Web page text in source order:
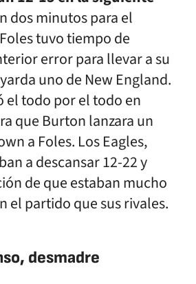
dos minutos para el
tuvo tiempo de
error para llevar a su
uno de New England.
el todo por el todo en
que Burton lanzara un
a Foles. Los Eagles,
a descansar 12-22 y
de que estaban mucho
el partido que sus rivales.
desmadre